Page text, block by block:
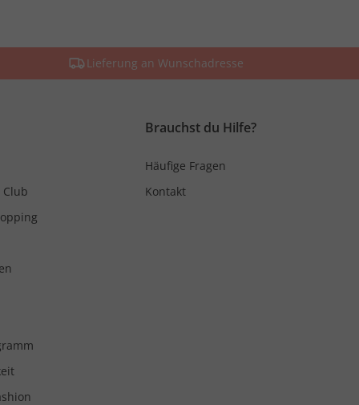
Lieferung an Wunschadresse
Club
Brauchst du Hilfe?
Häufige Fragen
Kontakt